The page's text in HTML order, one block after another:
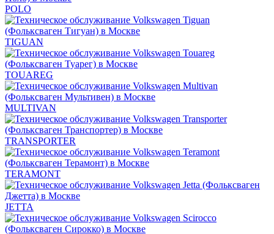
POLO
TIGUAN
TOUAREG
MULTIVAN
TRANSPORTER
TERAMONT
JETTA